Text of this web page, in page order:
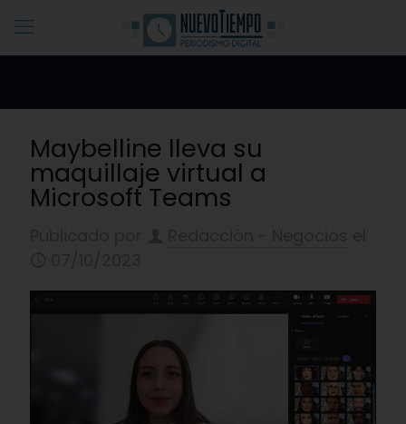
Maybelline lleva su
maquillaje virtual a
Microsoft Teams